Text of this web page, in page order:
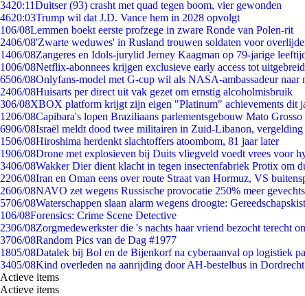
3420:11Duitser (93) crasht met quad tegen boom, vier gewonden
4620:03Trump wil dat J.D. Vance hem in 2028 opvolgt
106/08Lemmen boekt eerste profzege in zware Ronde van Polen-rit
2406/08'Zwarte weduwes' in Rusland trouwen soldaten voor
1406/08Zangeres en Idols-jurylid Jerney Kaagman op 79-jarige
1006/08Netflix-abonnees krijgen exclusieve early access tot
6506/08Onlyfans-model met G-cup wil als NASA-ambassadeur naar
2406/08Huisarts per direct uit vak gezet om ernstig alcoholmisbruik
306/08XBOX platform krijgt zijn eigen "Platinum" achievements dit
1206/08Capibara's lopen Braziliaans parlementsgebouw Mato Grosso
6906/08Israël meldt dood twee militairen in Zuid-Libanon, vergelding
1506/08Hiroshima herdenkt slachtoffers atoombom, 81 jaar later
1906/08Drone met explosieven bij Duits vliegveld voedt vrees voor
3406/08Wakker Dier dient klacht in tegen insectenfabriek Protix om
2206/08Iran en Oman eens over route Straat van Hormuz, VS
2606/08NAVO zet wegens Russische provocatie 250% meer
5706/08Waterschappen slaan alarm wegens droogte:
106/08Forensics: Crime Scene Detective
2306/08Zorgmedewerkster die 's nachts haar vriend bezocht terecht
3706/08Random Pics van de Dag #1977
1805/08Datalek bij Bol en de Bijenkorf na cyberaanval op logistiek
3405/08Kind overleden na aanrijding door AH-bestelbus in Dordrecht
Actieve items
Actieve items